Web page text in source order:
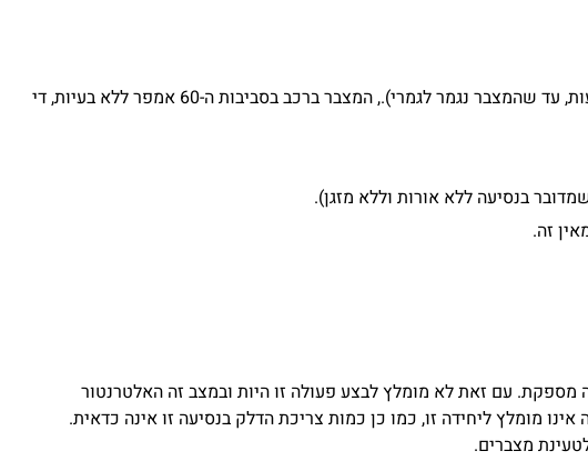
לפני זמן מה המצבר ברכב התרוקן, בשל השארת הפנסים דולקים בטעות (הרבה שעות, עד שהמצבר נגמר לגמרי)., המצבר ברכב בסביבות ה-60 אמפר ללא בעיות, די
עם זאת לא מומלץ לבצע פעולה זו היות ובמצב זה האלטרנטור
מומלץ ליחידה זו, כמו כן כמות צריכת הדלק בנסיעה זו אינה כדאית.
מצברים.